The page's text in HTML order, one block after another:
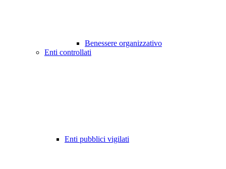
Benessere organizzativo
Enti controllati
Enti pubblici vigilati